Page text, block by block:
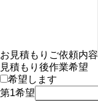
お見積もりご依頼内容
見積もり後作業希望
希望します
第1希望